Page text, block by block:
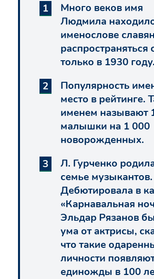
Много веков имя
Людмила
именослове
распространяться
только в 1930 году.
Популярность
место в рейтинге.
именем называют
малышки на 1 000
новорожденных.
Л. Гурченко
семье музыкантов.
Дебютировала в
«Карнавальная
Эльдар Рязанов
ума от актрисы,
что такие
личности
единожды в 100